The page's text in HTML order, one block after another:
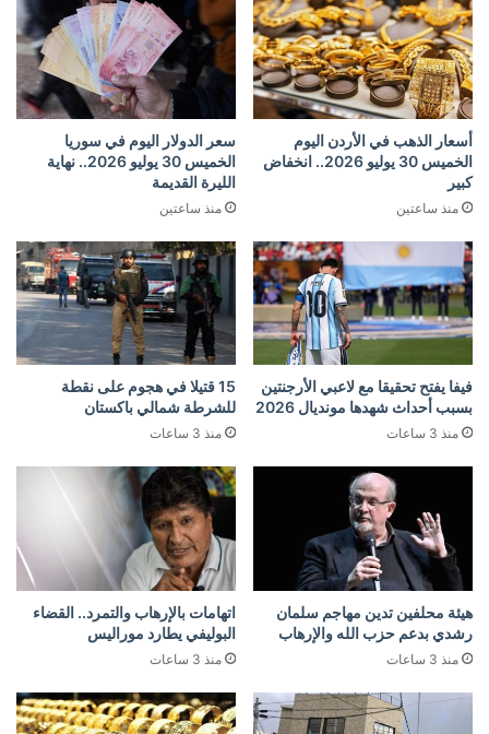
أسعار الذهب في الأردن اليوم
الخميس 30 يوليو 2026.. انخفاض
كبير
منذ ساعتين
سعر الدولار اليوم في سوريا
الخميس 30 يوليو 2026.. نهاية
الليرة القديمة
منذ ساعتين
فيفا يفتح تحقيقا مع لاعبي الأرجنتين
بسبب أحداث شهدها مونديال 2026
منذ 3 ساعات
15 قتيلا في هجوم على نقطة
للشرطة شمالي باكستان
منذ 3 ساعات
هيئة محلفين تدين مهاجم سلمان
رشدي بدعم حزب الله والإرهاب
منذ 3 ساعات
اتهامات بالإرهاب والتمرد.. القضاء
البوليفي يطارد موراليس
منذ 3 ساعات